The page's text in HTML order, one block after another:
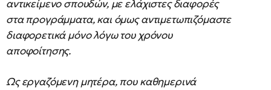
αντικείμενο σπουδών, με ελάχιστες διαφορές
στα προγράμματα, και όμως αντιμετωπιζόμαστε
διαφορετικά μόνο λόγω του χρόνου
αποφοίτησης.
Ως εργαζόμενη μητέρα, που καθημερινά